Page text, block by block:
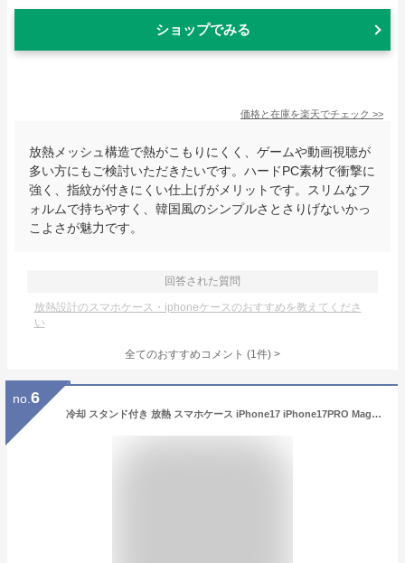
ショップでみる
価格と在庫を楽天でチェック >>
放熱メッシュ構造で熱がこもりにくく、ゲームや動画視聴が
多い方にもご検討いただきたいです。ハードPC素材で衝撃に
強く、指紋が付きにくい仕上げがメリットです。スリムなフ
ォルムで持ちやすく、韓国風のシンプルさとさりげないかっ
こよさが魅力です。
回答された質問
放熱設計のスマホケース・iphoneケースのおすすめを教えてくださ
い
全てのおすすめコメント (1件) >
no. 6
冷却 スタンド付き 放熱 スマホケース iPhone17 iPhone17PRO MagSafe対応 iPhone17 iPhone17ProMax iPhone13 iPhone16Pro iPhone16Plus スマホカバー 滑り止め iPhone14 iPhone15 指紋防止 耐衝撃 薄型 熱対策 全面保護